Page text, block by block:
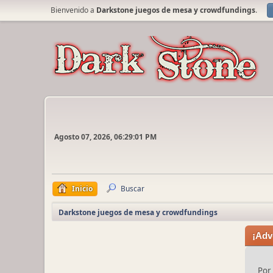
Bienvenido a Darkstone juegos de mesa y crowdfundings.
Agosto 07, 2026, 06:29:01 PM
Inicio Buscar
Darkstone juegos de mesa y crowdfundings